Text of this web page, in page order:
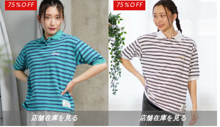
店舗在庫を見る
75%OFF
店舗在庫を見る
75%OFF